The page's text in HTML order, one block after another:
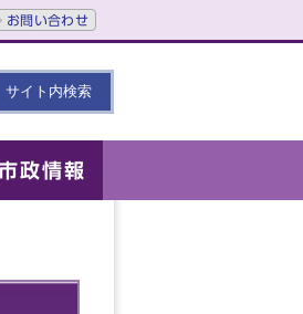
お問い合わせ
政情報